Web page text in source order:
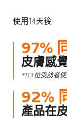
使用14天後
97%
皮膚感
*113 位受訪者
92%
產品在